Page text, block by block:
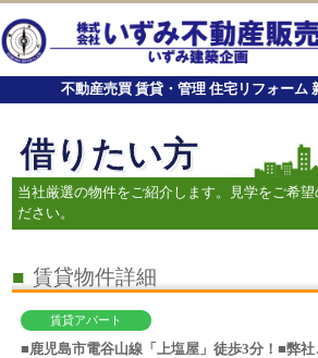
不動産売買 賃貸・管理 住宅リフォーム
借りたい方
当社厳選の物件をご紹介します。見学をご希望
ださい。
■ 賃貸物件詳細
賃貸アパート
■鹿児島市電谷山線「上塩屋」徒歩3分！■弊